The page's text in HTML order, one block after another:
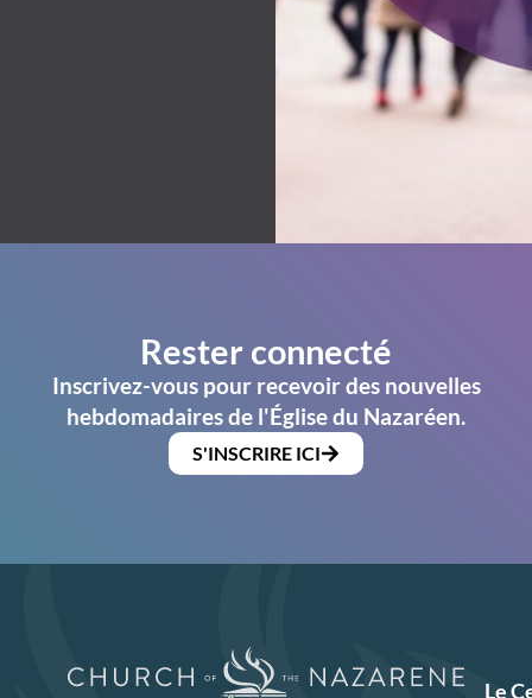
Rester connecté
Inscrivez-vous pour recevoir des nouvelles
hebdomadaires de l'Église du Nazaréen.
S'INSCRIRE ICI
Le